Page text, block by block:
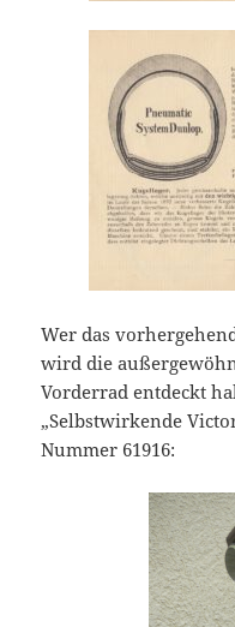
Wer das
wird die
Vorderrad entdeckt
„Selbstwirkende
Nummer 61916: